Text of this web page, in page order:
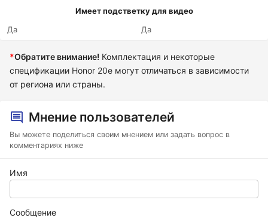
Имеет подстветку для видео
Да
Да
*Обратите внимание! Комплектация и некоторые
спецификации Honor 20e могут отличаться в зависимости
от региона или страны.
Мнение пользователей
Вы можете поделиться своим мнением или задать вопрос в
комментариях ниже
Имя
Сообщение